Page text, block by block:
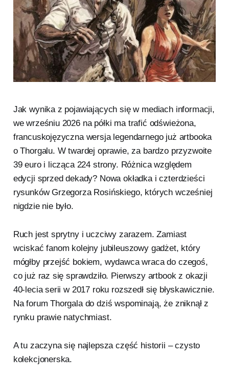
Jak wynika z pojawiających się w mediach informacji,
we wrześniu 2026 na półki ma trafić odświeżona,
francuskojęzyczna wersja legendarnego już artbooka
o Thorgalu. W twardej oprawie, za bardzo przyzwoite
39 euro i licząca 224 strony. Różnica względem
edycji sprzed dekady? Nowa okładka i czterdzieści
rysunków Grzegorza Rosińskiego, których wcześniej
nigdzie nie było.
Ruch jest sprytny i uczciwy zarazem. Zamiast
wciskać fanom kolejny jubileuszowy gadżet, który
mógłby przejść bokiem, wydawca wraca do czegoś,
co już raz się sprawdziło. Pierwszy artbook z okazji
40-lecia serii w 2017 roku rozszedł się błyskawicznie.
Na forum Thorgala do dziś wspominają, że zniknął z
rynku prawie natychmiast.
A tu zaczyna się najlepsza część historii – czysto
kolekcjonerska.